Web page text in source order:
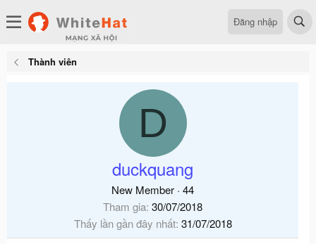
Đăng nhập
Thành viên
D
duckquang
New Member · 44
Tham gia 30/07/2018
Thấy lần gần đây nhất 31/07/2018